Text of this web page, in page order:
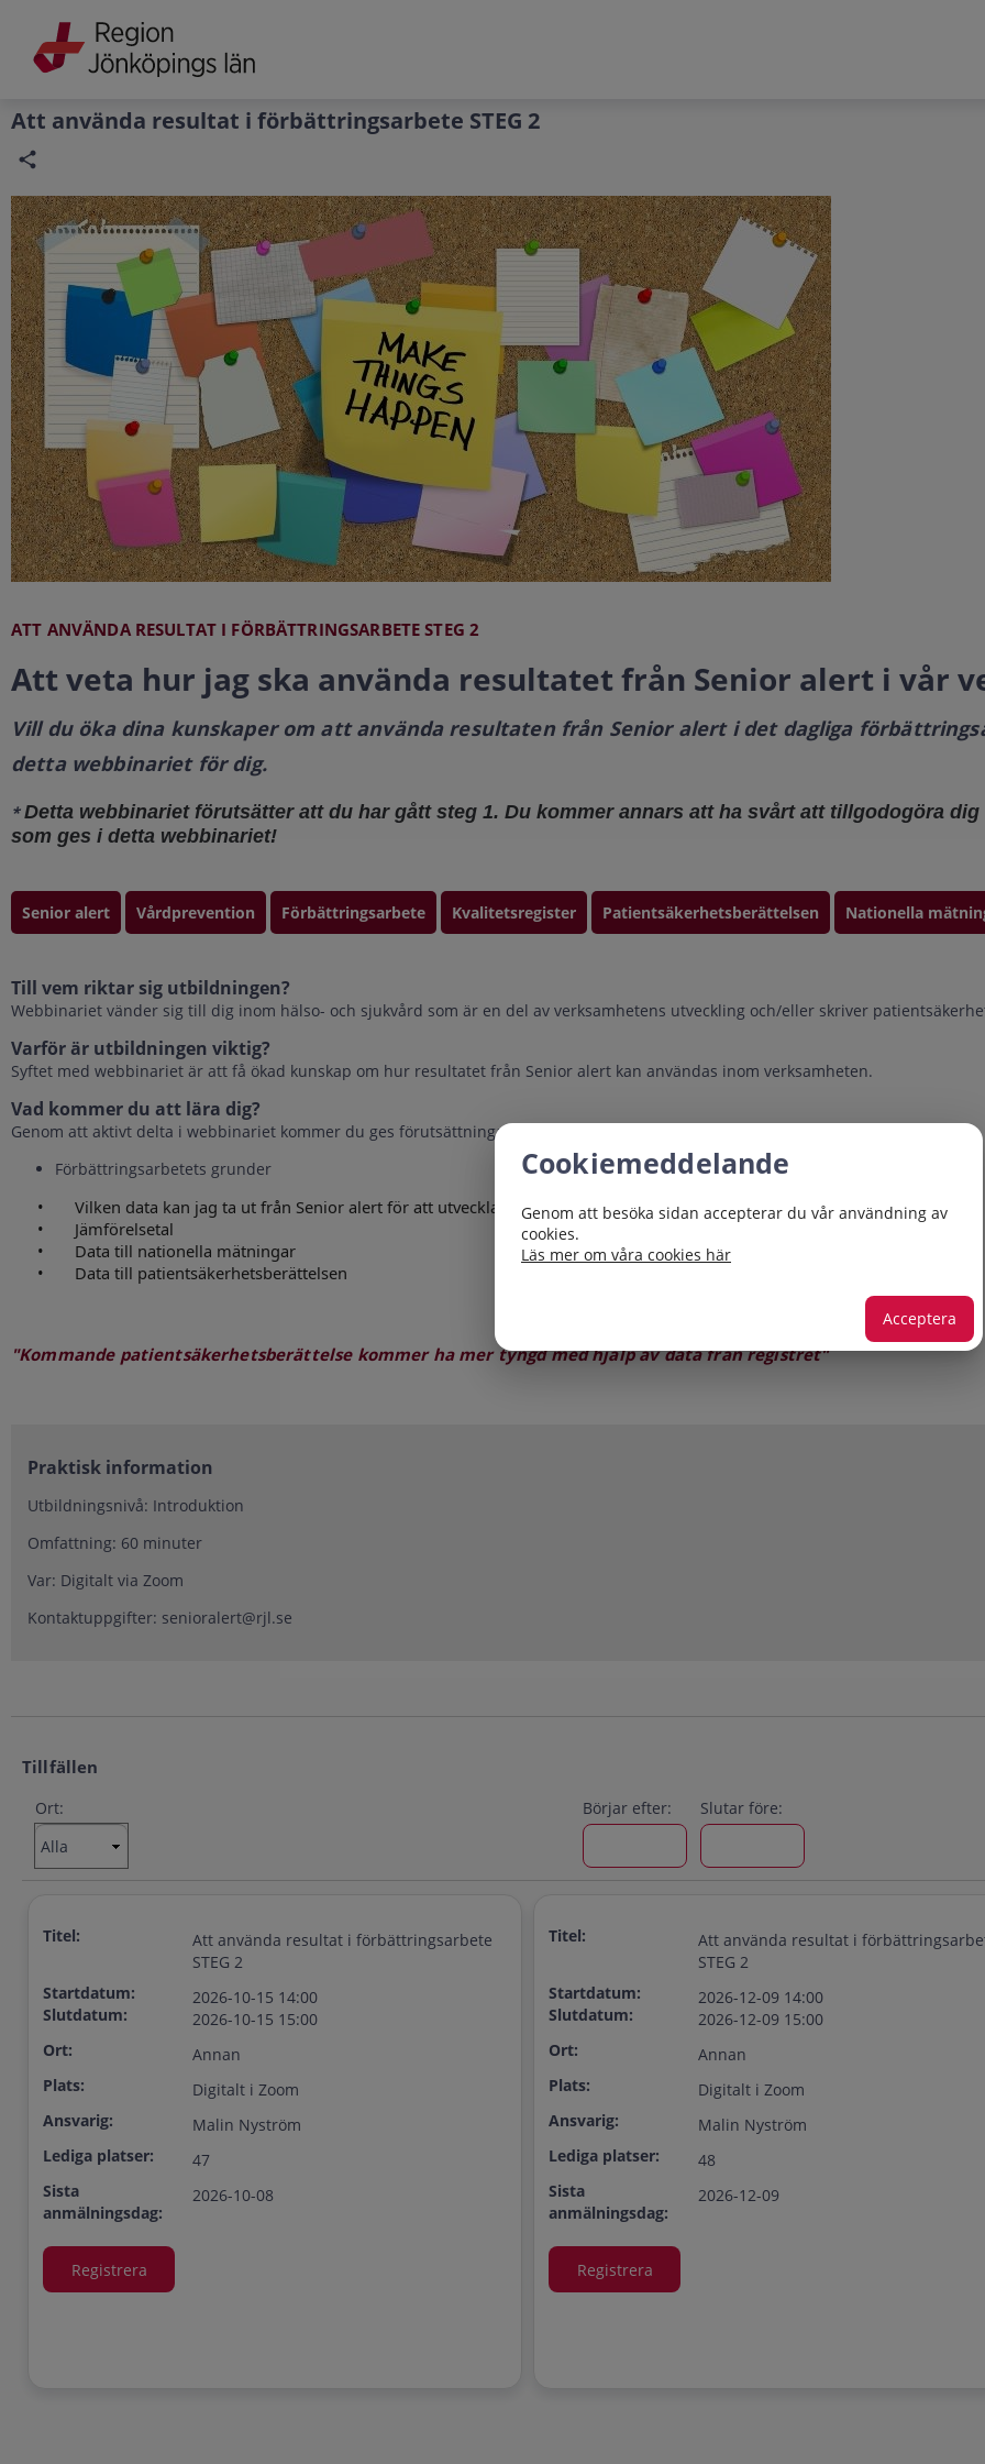
Grade
Portal
Att använda resultat i förbättringsarbete STEG 2
ATT ANVÄNDA RESULTAT I FÖRBÄTTRINGSARBETE STEG 2
Att veta hur jag ska använda resultatet från Senior alert i vår
Vill du öka dina kunskaper om att använda resultaten från Senior alert i det dagliga
detta webbinariet för dig.
*Detta webbinariet förutsätter att du har gått steg 1. Du kommer annars att ha svårt att tillgodogöra
som ges i detta webbinariet!
Senior alert Vårdprevention Förbättringsarbete Kvalitetsregister Patientsäkerhetsberättelsen Nationella
Till vem riktar sig utbildningen?
Webbinariet vänder sig till dig inom hälso- och sjukvård som är en del av verksamhetens utveckling och/eller skriver
Varför är utbildningen viktig?
Syftet med webbinariet är att få ökad kunskap om hur resultatet från Senior alert kan användas inom verksamheten.
Vad kommer du att lära dig?
Genom att aktivt delta i webbinariet kommer du ges förutsättningar att lära dig:
Förbättringsarbetets grunder
• Vilken data kan jag ta ut från Senior alert för att utveckla verksamheten
• Jämförelsetal
• Data till nationella mätningar
• Data till patientsäkerhetsberättelsen
"Kommande patientsäkerhetsberättelse kommer ha mer tyngd med hjälp av data från registret"
Praktisk information
Utbildningsnivå: Introduktion
Omfattning: 60 minuter
Var: Digitalt via Zoom
Kontaktuppgifter: senioralert@rjl.se
Tillfällen
Ort: Börjar efter: Slutar före:
Titel:
Att använda resultat i förbättringsarbete
STEG 2
Startdatum:
Slutdatum:
2026-10-15 14:00
2026-10-15 15:00
Ort:
Annan
Plats:
Digitalt i Zoom
Ansvarig:
Malin Nyström
Lediga platser:
47
Sista
anmälningsdag:
2026-10-08
Titel:
Att använda resultat i
STEG 2
Startdatum:
Slutdatum:
2026-12-09 14:00
2026-12-09 15:00
Ort:
Annan
Plats:
Digitalt i Zoom
Ansvarig:
Malin Nyström
Lediga platser:
48
Sista
anmälningsdag:
2026-12-09
Cookiemeddelande
Genom att besöka sidan accepterar du vår användning av
cookies.
Läs mer om våra cookies här
Acceptera